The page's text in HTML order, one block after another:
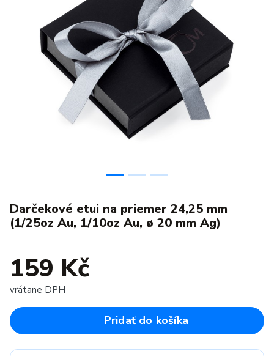
Darčekové etui na priemer 24,25 mm
(1/25oz Au, 1/10oz Au, ø 20 mm Ag)
159 Kč
vrátane DPH
Pridať do košíka